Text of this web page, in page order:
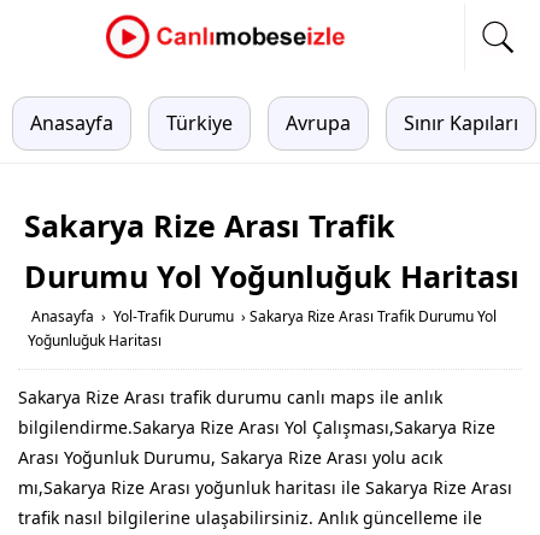
Anasayfa Türkiye Avrupa Sınır Kapıları
Sakarya Rize Arası Trafik
Durumu Yol Yoğunluğuk Haritası
Anasayfa › Yol-Trafik Durumu › Sakarya Rize Arası Trafik Durumu Yol
Yoğunluğuk Haritası
Sakarya Rize Arası trafik durumu canlı maps ile anlık
bilgilendirme.Sakarya Rize Arası Yol Çalışması,Sakarya Rize
Arası Yoğunluk Durumu, Sakarya Rize Arası yolu acık
mı,Sakarya Rize Arası yoğunluk haritası ile Sakarya Rize Arası
trafik nasıl bilgilerine ulaşabilirsiniz. Anlık güncelleme ile